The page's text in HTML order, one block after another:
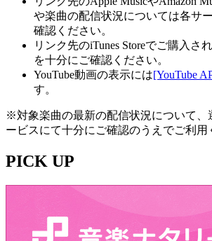
や楽曲の配信状況については各サ
確認ください。
リンク先のiTunes Storeでご購入さ
を十分にご確認ください。
YouTube動画の表示には[YouTube
す。
※対象楽曲の最新の配信状況について、
ービスにて十分にご確認のうえでご利用
PICK UP